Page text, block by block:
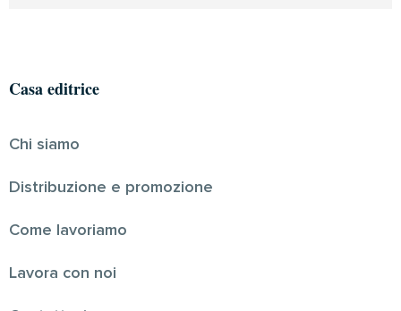
Casa editrice
Chi siamo
Distribuzione e promozione
Come lavoriamo
Lavora con noi